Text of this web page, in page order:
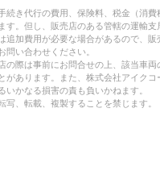
き代行の費用、保険料、税金（消費
す。但し、販売店のある管轄の運輸
加費用が必要な場合があるので、販
い合わせください。
際は事前にお問合せの上、該当車両
あります。また、株式会社アイク
かなる損害の責も負いかねます。
、転載、複製することを禁じます。